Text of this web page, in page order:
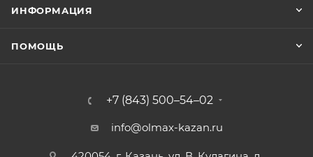
ИНФОРМАЦИЯ
ПОМОЩЬ
+7 (843) 500–54–02
info@olmax-kazan.ru